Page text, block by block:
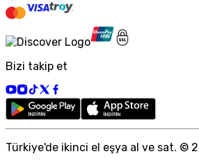
Bizi takip et
Türkiye'de ikinci el eşya al ve sat. ©